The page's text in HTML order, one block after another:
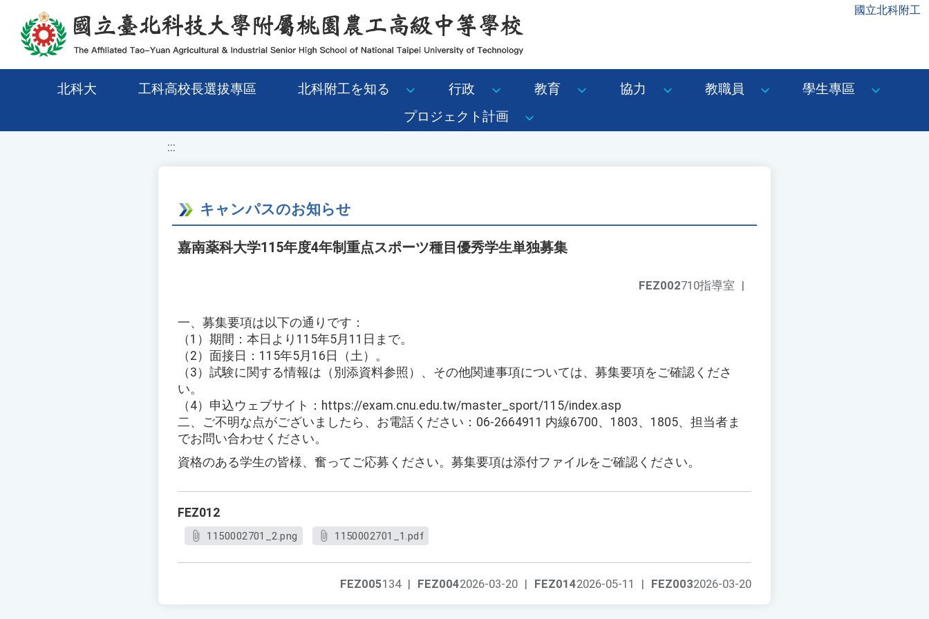
移至網頁之主要內容區位置 國立北科附工
北科大 工科高校長選拔專區 北科附工を知る 行政 教育 協力 教職員
學生專區
プロジェクト計画
:::
キャンパスのお知らせ
嘉南薬科大学115年度4年制重点スポーツ種目優秀学生単独募集
FEZ002710指導室 |
一、募集要項は以下の通りです：
（1）期間：本日より115年5月11日まで。
（2）面接日：115年5月16日（土）。
（3）試験に関する情報は（別添資料参照）、その他関連事項については、募集要項をご確認くださ
い。
（4）申込ウェブサイト：https://exam.cnu.edu.tw/master_sport/115/index.asp
二、ご不明な点がございましたら、お電話ください：06-2664911 内線6700、1803、1805、担当者ま
でお問い合わせください。
資格のある学生の皆様、奮ってご応募ください。募集要項は添付ファイルをご確認ください。
FEZ012
1150002701_2.png 1150002701_1.pdf
FEZ0032026-03-20
FEZ0142026-05-11 |
FEZ0042026-03-20 |
FEZ005134 |